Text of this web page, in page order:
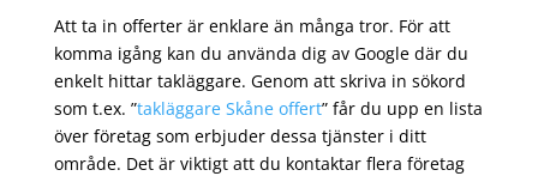
Att ta in offerter är enklare än många tror. För att
komma igång kan du använda dig av Google där du
enkelt hittar takläggare. Genom att skriva in sökord
som t.ex. ”takläggare Skåne offert” får du upp en lista
över företag som erbjuder dessa tjänster i ditt
område. Det är viktigt att du kontaktar flera företag